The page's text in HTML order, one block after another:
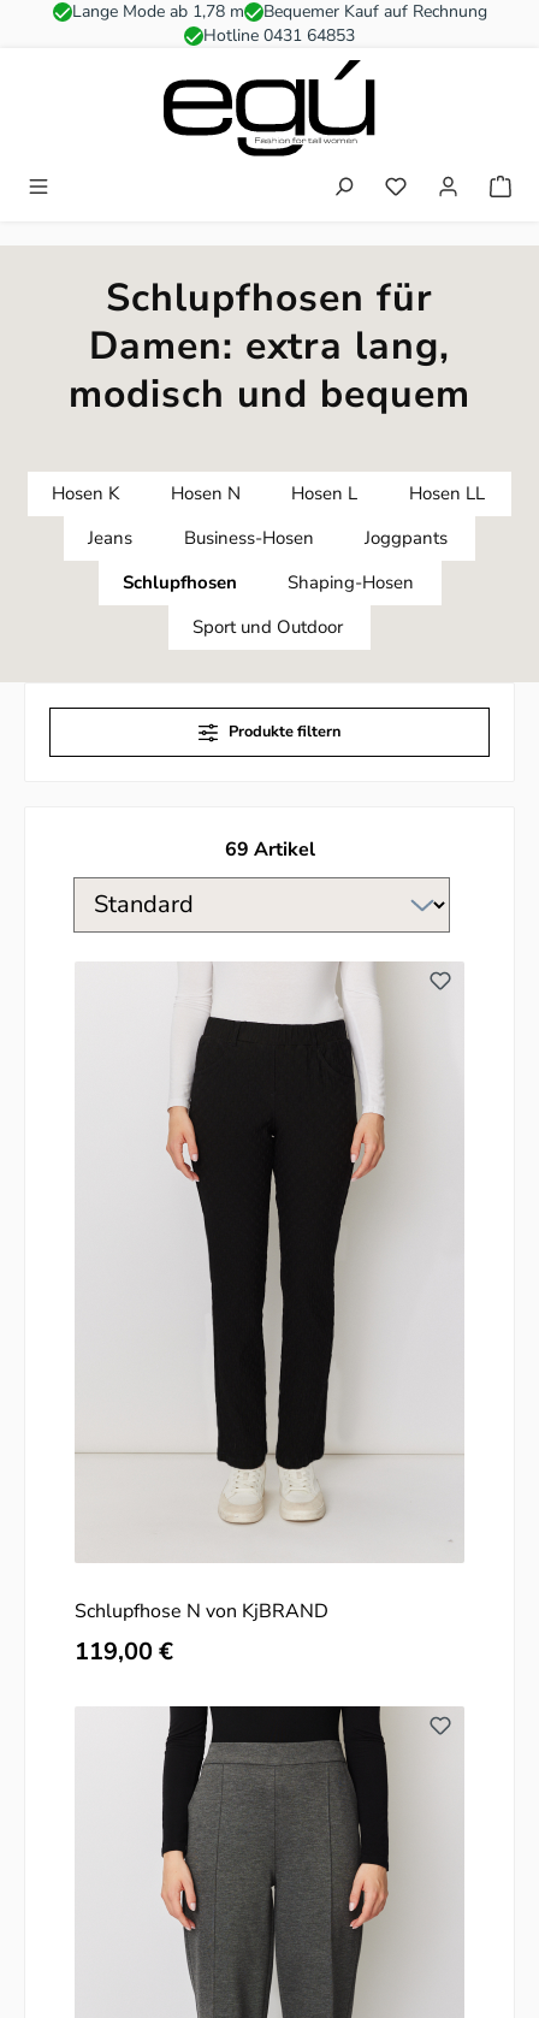
Zum Hauptinhalt springen
Lange Mode ab 1,78 m
Bequemer Kauf auf Rechnung
Hotline 0431 64853
Du hast 0
Schlupfhosen für
Damen: extra lang,
modisch und bequem
Hosen K Hosen N Hosen L
Hosen LL
Jeans
Business-Hosen
Joggpants
Schlupfhosen
Shaping-Hosen
Sport und Outdoor
Produkte filtern
69 Artikel
Schlupfhose N von KjBRAND
Regulärer Preis:
119,00 €